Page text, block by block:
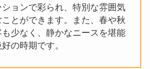
ションで彩られ、特別な雰囲気
ことができます。また、春や秋
少なく、静かなニースを堪能
の時期です。